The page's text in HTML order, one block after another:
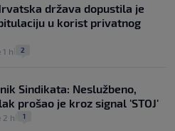
država dopustila je
u korist privatnog
1 h 2
Sindikata: Neslužbeno,
prošao je kroz signal 'STOJ'
2 h 1